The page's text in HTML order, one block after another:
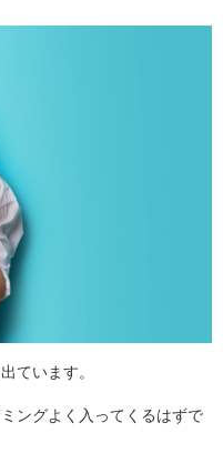
ています。
ングよく入ってくるはずで